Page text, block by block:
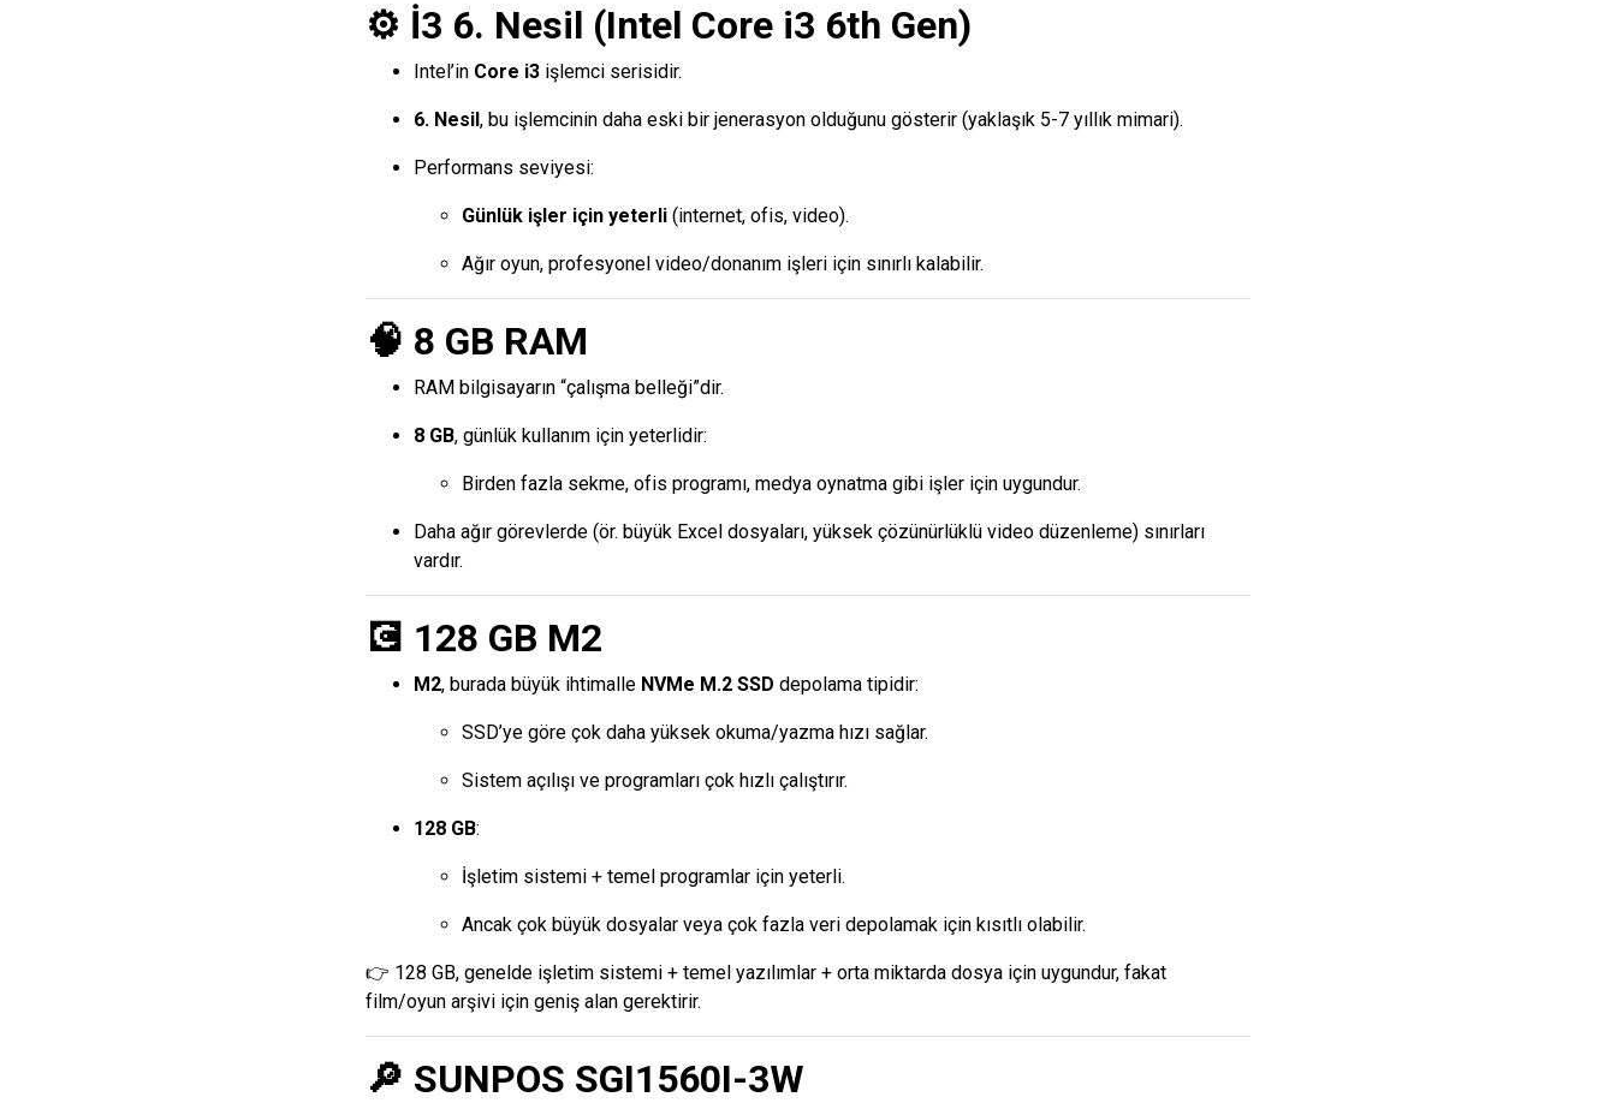
⚙️ İ3 6. Nesil (Intel Core i3 6th Gen)
Intel’in Core i3işlemci serisidir.
6. Nesil, bu işlemcinin daha eski bir jenerasyon olduğunu gösterir (yaklaşık 5-7 yıllık mimari).
Performans seviyesi:
Günlük işler için yeterli(internet, ofis, video).
Ağır oyun, profesyonel video/donanım işleri için sınırlı kalabilir.
🧠 8 GB RAM
RAM bilgisayarın “çalışma belleği”dir.
8 GB, günlük kullanım için yeterlidir:
Birden fazla sekme, ofis programı, medya oynatma gibi işler için uygundur.
Daha ağır görevlerde (ör. büyük Excel dosyaları, yüksek çözünürlüklü video düzenleme) sınırları
vardır.
💽 128 GB M2
M2, burada büyük ihtimalle NVMe M.2 SSD depolama tipidir:
SSD’ye göre çok daha yüksek okuma/yazma hızı sağlar.
Sistem açılışı ve programları çok hızlı çalıştırır.
128 GB:
İşletim sistemi + temel programlar için yeterli.
Ancak çok büyük dosyalar veya çok fazla veri depolamak için kısıtlı olabilir.
👉 128 GB, genelde işletim sistemi + temel yazılımlar + orta miktarda dosya için uygundur, fakat
film/oyun arşivi için geniş alan gerektirir.
🔎 SUNPOS SGI1560I-3W